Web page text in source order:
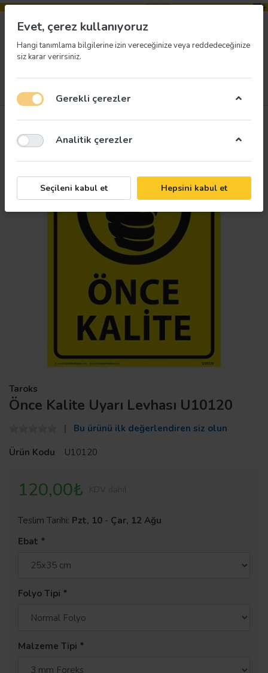
Taroks
Önce Kalite Uyarı Levhası U10120
Bu ürünü ilk değerlendiren siz olun
Ürün Kodu
U10120
120,00₺
Teslim Tarihi: Pzt, 10 - Çar, 12 Ağu
Ebat
Folyo Tipi
Malzeme Tipi
Evet, çerez kullanıyoruz
Hangi tanımlama bilgilerine izin vereceğinize veya reddedeceğinize
siz karar verirsiniz.
Gerekli çerezler
Analitik çerezler
Seçileni kabul et Hepsini kabul et